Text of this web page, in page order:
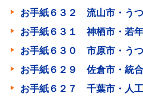
お手紙６３２ 流山市・う
お手紙６３１ 神栖市・若
お手紙６３０ 市原市・う
お手紙６２９ 佐倉市・統
お手紙６２７ 千葉市・人